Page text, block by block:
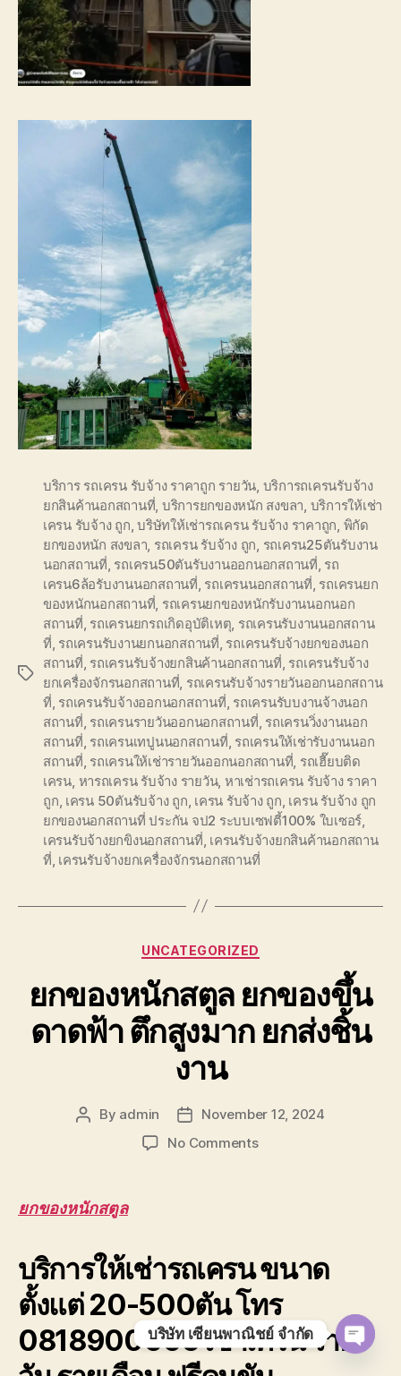
Tags
บริการ รถเครน รับจ้าง ราคาถูก รายวัน บริการถเครนรับจ้าง
ยกสินค้านอกสถานที่ บริการยกของหนัก สงขลา บริการให้เช่า
เครน รับจ้าง ถูก ,บริษัทให้เช่ารถเครน รับจ้าง ราคาถูก พิกัด
ยกของหนัก สงขลา รถเครน รับจ้าง ถูก รถเครน25ตันรับงาน
นอกสถานที่ รถเครน50ตันรับงานออกนอกสถานที่ รถ
เครน6ล้อรับงานนอกสถานที่ รถเครนนอกสถานที่ รถเครนยก
ของหนักนอกสถานที่ รถเครนยกของหนักรับงานนอกนอก
สถานที่ รถเครนยกรถเกิดอุบัติเหตุ รถเครนรับงานนอกสถาน
ที่ รถเครนรับงานยกนอกสถานที่ รถเครนรับจ้างยกของนอก
สถานที่ รถเครนรับจ้างยกสินค้านอกสถานที่ รถเครนรับจ้าง
ยกเครื่องจักรนอกสถานที่ รถเครนรับจ้างรายวันออกนอกสถาน
ที่ รถเครนรับจ้างออกนอกสถานที่ รถเครนรับบงานจ้างนอก
สถานที่ รถเครนรายวันออกนอกสถานที่ รถเครนวิ่งงานนอก
สถานที่ รถเครนเทปูนนอกสถานที่ รถเครนให้เช่ารับงานนอก
สถานที่ รถเครนให้เช่ารายวันออกนอกสถานที่ รถเฮี๊ยบติด
เครน หารถเครน รับจ้าง รายวัน, หาเช่ารถเครน รับจ้าง ราคา
ถูก เครน 50ตันรับจ้าง ถูก เครน รับจ้าง ถูก เครน รับจ้าง ถูก
ยกของนอกสถานที่ ประกัน จป2 ระบบเซฟตี้100% ใบเซอร์
เครนรับจ้างยกขิงนอกสถานที่ เครนรับจ้างยกสินค้านอกสถาน
ที่ เครนรับจ้างยกเครื่องจักรนอกสถานที่
Categories
UNCATEGORIZED
ยกของหนักสตูล ยกของขึ้น
ดาดฟ้า ตึกสูงมาก ยกส่งชิ้น
งาน
Post
By admin
Post
date
November 12, 2024
No Commentson
ของ
ขึ้น
ดาดฟ้า
ตึก
สูง
ยกของหนักสตูล
บริการให้เช่ารถเครน ขนาด
ตั้งแต่ 20-500ตัน โทร
0818900005 เช่าเครน ราย
บริษัท เซียนพาณิชย์ จำกัด